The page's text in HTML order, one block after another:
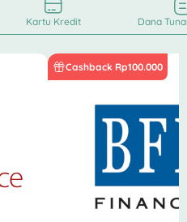
Kartu Kredit Dana
Cashback Rp100.000